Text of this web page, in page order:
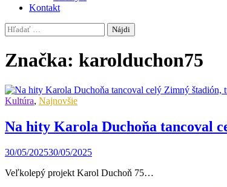
Kontakt
Hľadať:
Značka: karolduchon75
Kultúra, Najnovšie
Na hity Karola Duchoňa tancoval
30/05/202530/05/2025
Veľkolepý projekt Karol Duchoň 75…